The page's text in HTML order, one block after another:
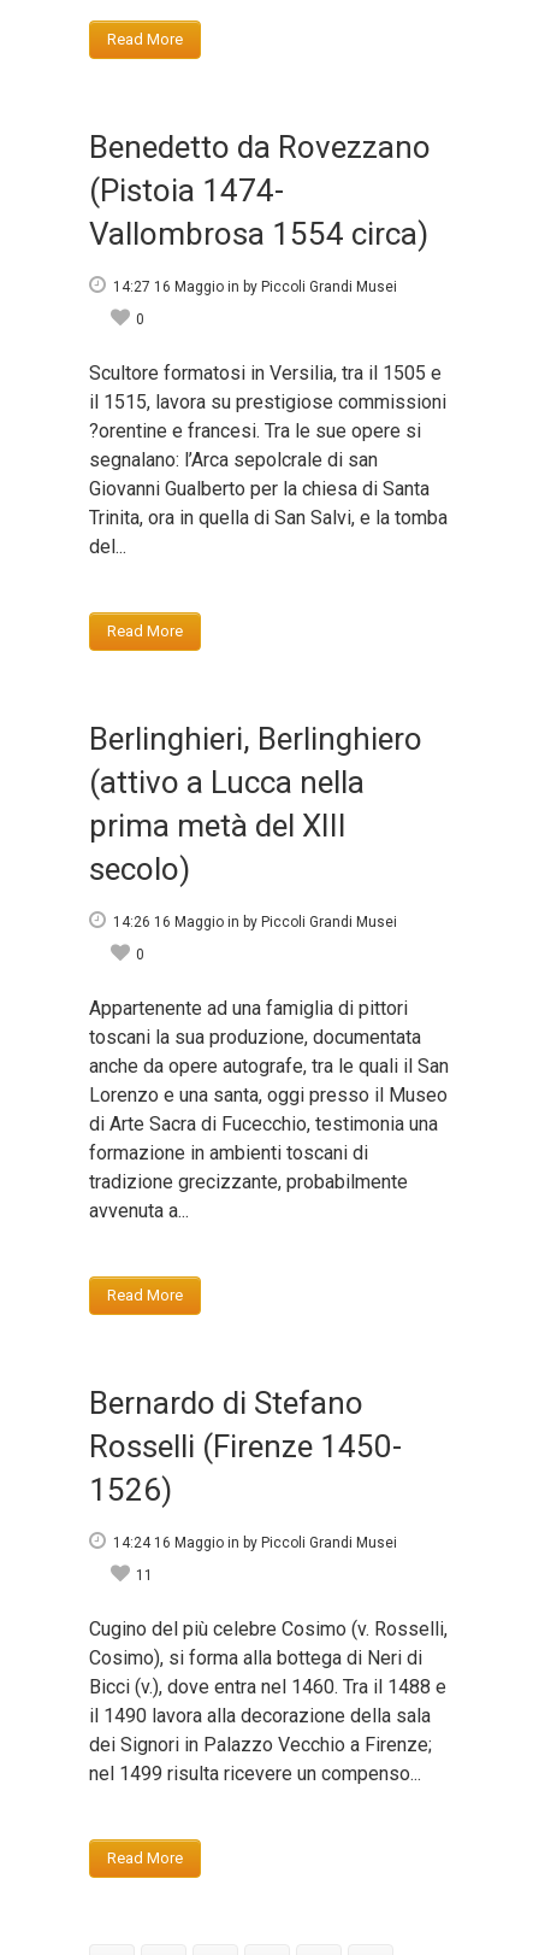
Read More
Benedetto da Rovezzano
(Pistoia 1474-
Vallombrosa 1554 circa)
14:27 16 Maggio in by Piccoli Grandi Musei
0
Scultore formatosi in Versilia, tra il 1505 e
il 1515, lavora su prestigiose commissioni
?orentine e francesi. Tra le sue opere si
segnalano: l’Arca sepolcrale di san
Giovanni Gualberto per la chiesa di Santa
Trinita, ora in quella di San Salvi, e la tomba
del...
Read More
Berlinghieri, Berlinghiero
(attivo a Lucca nella
prima metà del XIII
secolo)
14:26 16 Maggio in by Piccoli Grandi Musei
0
Appartenente ad una famiglia di pittori
toscani la sua produzione, documentata
anche da opere autografe, tra le quali il San
Lorenzo e una santa, oggi presso il Museo
di Arte Sacra di Fucecchio, testimonia una
formazione in ambienti toscani di
tradizione grecizzante, probabilmente
avvenuta a...
Read More
Bernardo di Stefano
Rosselli (Firenze 1450-
1526)
14:24 16 Maggio in by Piccoli Grandi Musei
11
Cugino del più celebre Cosimo (v. Rosselli,
Cosimo), si forma alla bottega di Neri di
Bicci (v.), dove entra nel 1460. Tra il 1488 e
il 1490 lavora alla decorazione della sala
dei Signori in Palazzo Vecchio a Firenze;
nel 1499 risulta ricevere un compenso...
Read More